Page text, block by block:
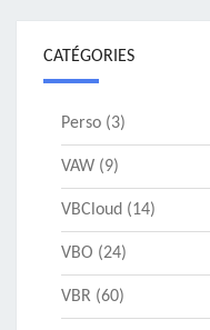
CATÉGORIES
Perso (3)
VAW (9)
VBCloud (14)
VBO (24)
VBR (60)